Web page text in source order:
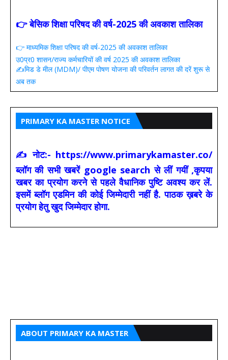
👉 बेसिक शिक्षा परिषद की वर्ष-2025 की अवकाश तालिका
👉 माध्यमिक शिक्षा परिषद की वर्ष-2025 की अवकाश तालिका
उ0प्र0 शासन/राज्य कर्मचारियों की वर्ष 2025 की अवकाश तालिका
✍️मिड डे मील (MDM)/ पीएम पोषण योजना की परिवर्तन लागत की दरें शुरू से
अब तक
PRIMARY KA MASTER NOTICE
✍ नोट:- https://www.primarykamaster.co/
ब्लॉग की सभी खबरें google search से लीं गयीं ,कृपया
खबर का प्रयोग करने से पहले वैधानिक पुष्टि अवश्य कर लें.
इसमें ब्लॉग एडमिन की कोई जिम्मेदारी नहीं है. पाठक ख़बरे के
प्रयोग हेतु खुद जिम्मेदार होगा.
ABOUT PRIMARY KA MASTER